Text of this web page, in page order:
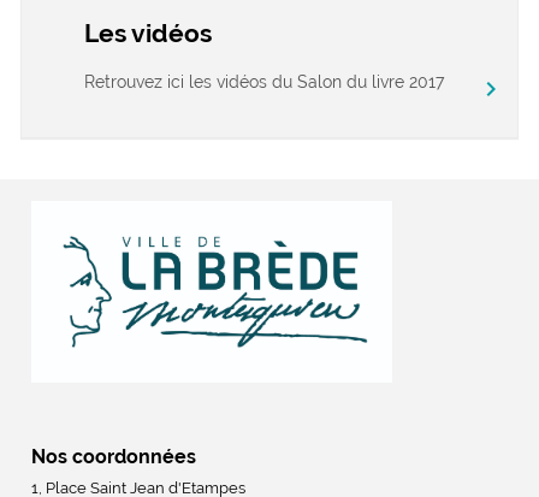
Les vidéos
Retrouvez ici les vidéos du Salon du livre 2017 chevron_right
Nos coordonnées
1, Place Saint Jean d'Etampes